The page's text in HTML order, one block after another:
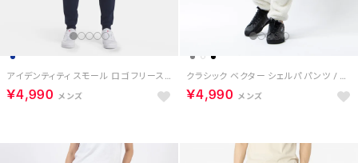
アイデンティティ スモール ロゴ フリース ジョガー / IDENTITY SMALL LOGO FLEECE JOGGER （ベクターネイビー）
￥4,990
クラシック ベクター シェルパ パンツ / CL F VECTOR SHERPA PANT （クラシックホワイト）
￥4,990